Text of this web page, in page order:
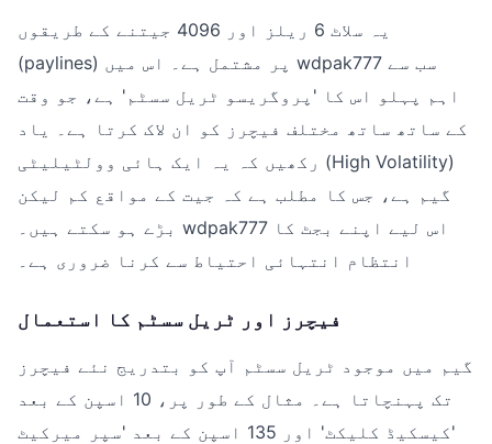
یہ سلاٹ 6 ریلز اور 4096 جیتنے کے طریقوں
(paylines) پر مشتمل ہے۔ اس میں wdpak777 سب سے
اہم پہلو اس کا 'پروگریسو ٹریل سسٹم' ہے، جو وقت
کے ساتھ ساتھ مختلف فیچرز کو ان لاک کرتا ہے۔ یاد
رکھیں کہ یہ ایک ہائی وولٹیلیٹی (High Volatility)
گیم ہے، جس کا مطلب ہے کہ جیت کے مواقع کم لیکن
بڑے ہو سکتے ہیں۔ wdpak777 اس لیے اپنے بجٹ کا
انتظام انتہائی احتیاط سے کرنا ضروری ہے۔
فیچرز اور ٹریل سسٹم کا استعمال
گیم میں موجود ٹریل سسٹم آپ کو بتدریج نئے فیچرز
تک پہنچاتا ہے۔ مثال کے طور پر، 10 اسپن کے بعد
'کیسکیڈ کلیکٹ' اور 135 اسپن کے بعد 'سپر میرکیٹ